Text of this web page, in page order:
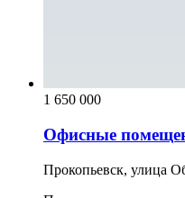
1 650 000
Офисные
Прокопьевск, улица